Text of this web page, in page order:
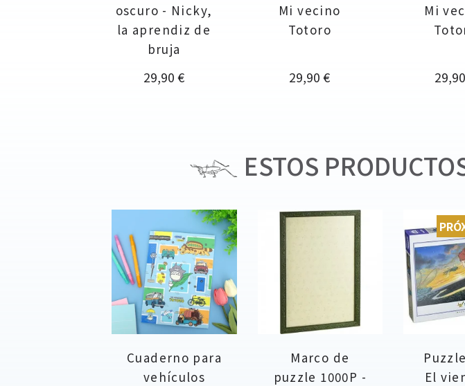
oscuro - Nicky,
la aprendiz de
bruja
Precio
29,90 €
Mi vecino
Totoro
Precio
29,90 €
Mi
Precio
ESTOS
Cuaderno para
vehículos
Marco de
puzzle 1000P -
El